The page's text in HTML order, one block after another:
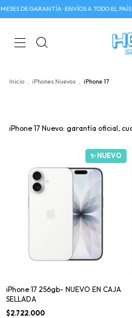
DE GARANTÍA · ENVÍOS A TODO EL PAÍS
Inicio . iPhones Nuevos . iPhone 17
iPhone 17 Nuevo: garantía oficial,
iPhone 17 256gb- NUEVO EN CAJA
SELLADA
$2.722.000